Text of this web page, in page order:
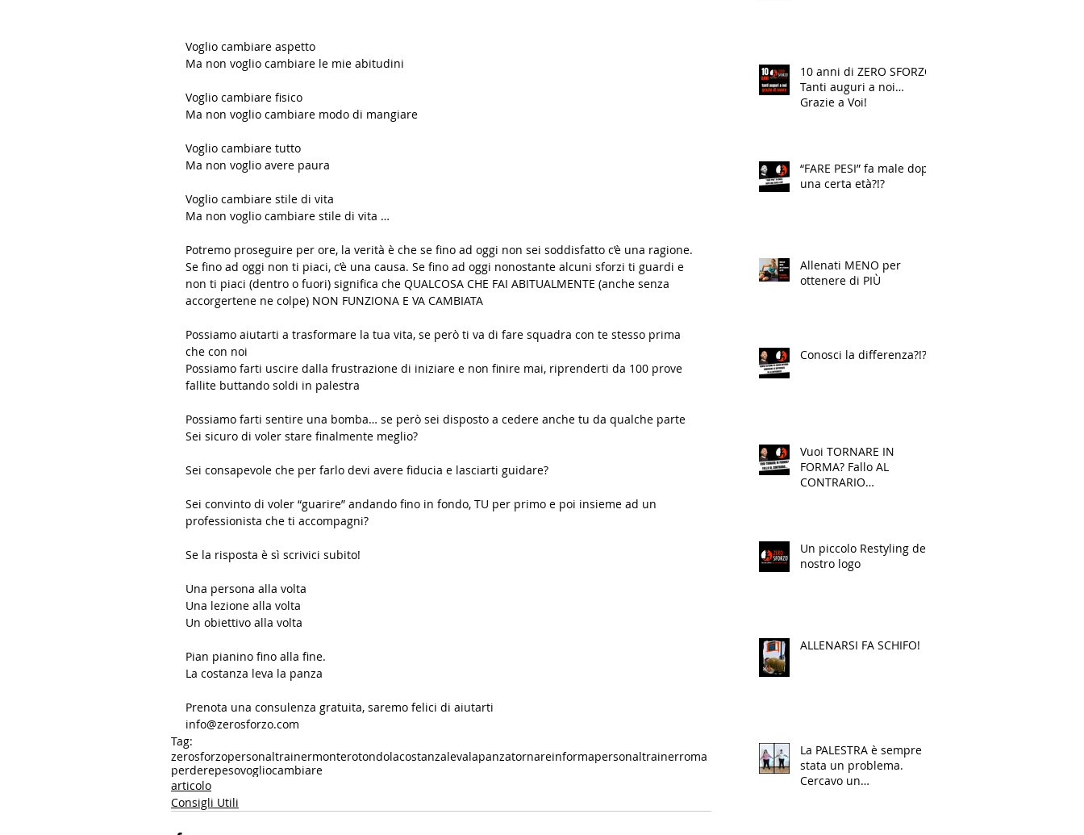
Voglio cambiare aspetto
Ma non voglio cambiare le mie abitudini
Voglio cambiare fisico
Ma non voglio cambiare modo di mangiare
Voglio cambiare tutto
Ma non voglio avere paura
Voglio cambiare stile di vita
Ma non voglio cambiare stile di vita …
Potremo proseguire per ore, la verità è che se fino ad oggi non sei soddisfatto c’è una ragione.
Se fino ad oggi non ti piaci, c’è una causa. Se fino ad oggi nonostante alcuni sforzi ti guardi e
non ti piaci (dentro o fuori) significa che QUALCOSA CHE FAI ABITUALMENTE (anche senza
accorgertene ne colpe) NON FUNZIONA E VA CAMBIATA
Possiamo aiutarti a trasformare la tua vita, se però ti va di fare squadra con te stesso prima
che con noi
Possiamo farti uscire dalla frustrazione di iniziare e non finire mai, riprenderti da 100 prove
fallite buttando soldi in palestra
Possiamo farti sentire una bomba… se però sei disposto a cedere anche tu da qualche parte
Sei sicuro di voler stare finalmente meglio?
Sei consapevole che per farlo devi avere fiducia e lasciarti guidare?
Sei convinto di voler “guarire” andando fino in fondo, TU per primo e poi insieme ad un
professionista che ti accompagni?
Se la risposta è sì scrivici subito!
Una persona alla volta
Una lezione alla volta
Un obiettivo alla volta
Pian pianino fino alla fine.
La costanza leva la panza
Prenota una consulenza gratuita, saremo felici di aiutarti
info@zerosforzo.com
Tag:
zerosforzopersonaltrainermonterotondolacostanzalevalapanzatornareinformapersonaltrainerroma
perderepesovogliocambiare
articolo
Consigli Utili
10 anni di ZERO SFORZO.
Tanti auguri a noi…
Grazie a Voi!
“FARE PESI” fa male dopo
una certa età?!?
Allenati MENO per
ottenere di PIÙ
Conosci la differenza?!?
Vuoi TORNARE IN
FORMA? Fallo AL
CONTRARIO…
Un piccolo Restyling del
nostro logo
ALLENARSI FA SCHIFO!
La PALESTRA è sempre
stata un problema.
Cercavo un